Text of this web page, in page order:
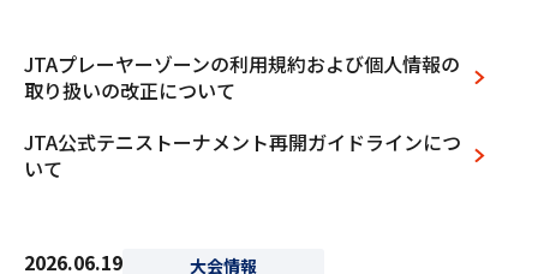
JTAプレーヤーゾーンの利用規約および個人情報の
取り扱いの改正について
JTA公式テニストーナメント再開ガイドラインにつ
いて
2026.06.19 大会情報